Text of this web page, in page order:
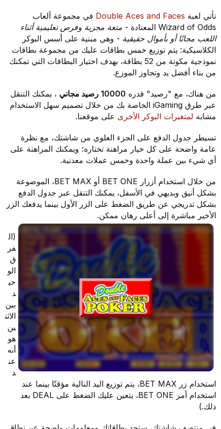
تأتي لعبةDouble Aces and Facesفي مجموعة ألعاب
Wizard of Odds المعتادة -
متعة مجزية وفرص تعليمية أثناء
اللعب مجانًا أو بأموال حقيقية- وهي مبنية على أسس البوكر
الكلاسيكية: يتم توزيع خمس بطاقات عليك من مجموعة بطاقات
نموذجية مكونة من 52 بطاقة، بهدف اختيار البطاقات التي تمكنك
من بناء أفضل يد وتجاوز الموزع.
من هناك، مع "رصيد" قدره10000 رصيد مجاني
، يمكنك التنقل
عبر طرق iGaming الخاصة بك من خلال تصميم سهل الاستخدام
مشابهلمتغيرات البوكر الأخرىعلى موقعنا.
تسيطر جدول الدفع على الجزء العلوي من شاشتك، مع نظرة
عامة واضحة على كل خيار مراهنة تختاره؛ ويمكنك المراهنة على
أي شيء بين عملة واحدة وخمس عملات معدنية.
من خلال استخدام أزرار BET ONE أو BET MAX، الموضوعة
بشكل أنيق وبديهي في الأسفل، يمكنك التنقل عبر جدول الدفع
بشكل تدريجي عن طريق الضغط على الزر الأول بينما يدفعك الزر
الأخير مباشرة إلى أعلى رهان ممكن.
(ال
فر
ق
الو
حي
د
بين
الاثن
ين
هو
أنه
عن
د
استخدام زر BET MAX، يتم توزيع اليد التالية مؤقتًا بينما عند
استخدام أمر BET ONE، يتعين عليك الضغط على DEAL بعد
ذلك.)